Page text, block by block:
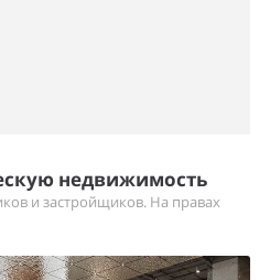
недвижимость
и застройщиков. На правах